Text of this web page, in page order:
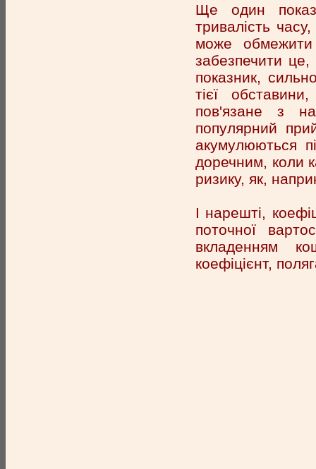
Ще один
тривалість
може
забезпечити
показник,
тієї
пов'язане з
популярний
акумулюються
доречним, коли
ризику, як,
І нарешті,
поточної
вкладенням
коефіцієнт,